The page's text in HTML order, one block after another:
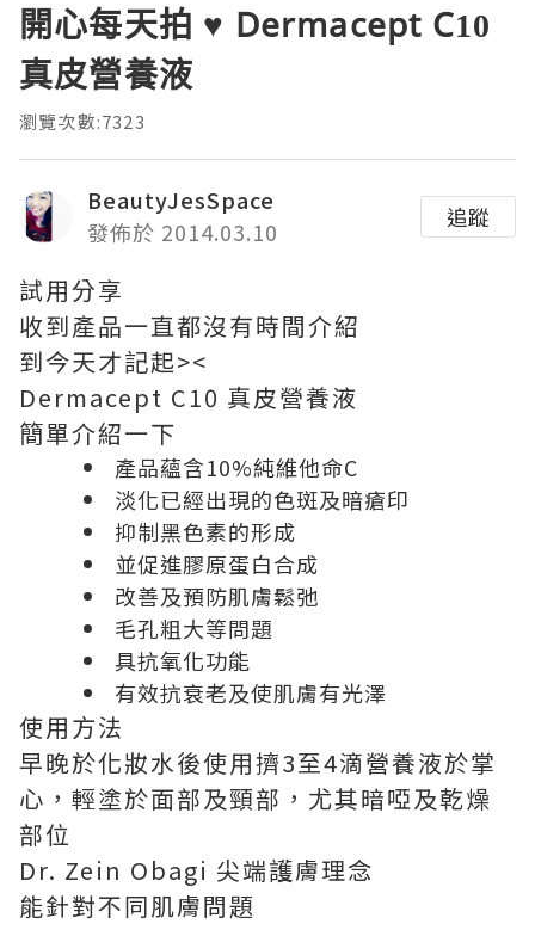
開心每天拍 ♥ Dermacept C10
真皮營養液
瀏覽次數:7323
BeautyJesSpace
發佈於 2014.03.10
追蹤
試用分享
收到產品一直都沒有時間介紹
到今天才記起><
Dermacept C10 真皮營養液
簡單介紹一下
產品蘊含10%純維他命C
淡化已經出現的色斑及暗瘡印
抑制黑色素的形成
並促進膠原蛋白合成
改善及預防肌膚鬆弛
毛孔粗大等問題
具抗氧化功能
有效抗衰老及使肌膚有光澤
使用方法
早晚於化妝水後使用擠3至4滴營養液於掌
心，輕塗於面部及頸部，尤其暗啞及乾燥
部位
Dr. Zein Obagi 尖端護膚理念
能針對不同肌膚問題